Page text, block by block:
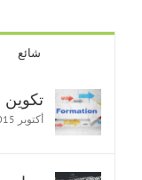
شائع
تكوين
أكتوبر 29th, 2015